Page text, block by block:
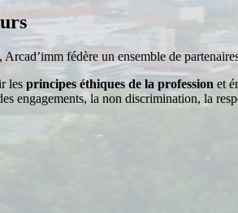
fédère un ensemble de
les principes éthiques de la profession et
engagements, la non discrimination, la